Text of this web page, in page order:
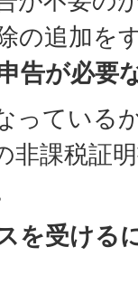
の追加を
告が必要
ている
非課税証
を受ける